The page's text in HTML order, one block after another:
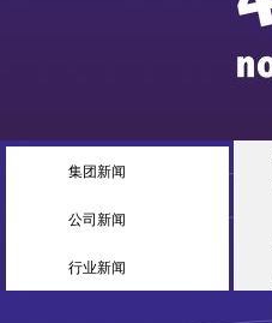
集团新闻
公司新闻
行业新闻